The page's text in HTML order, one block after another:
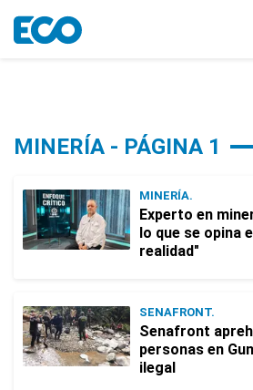
MINERÍA - PÁGINA 1
MINERÍA.
Experto en
lo que se opina
realidad"
SENAFRONT.
Senafront
personas en
ilegal